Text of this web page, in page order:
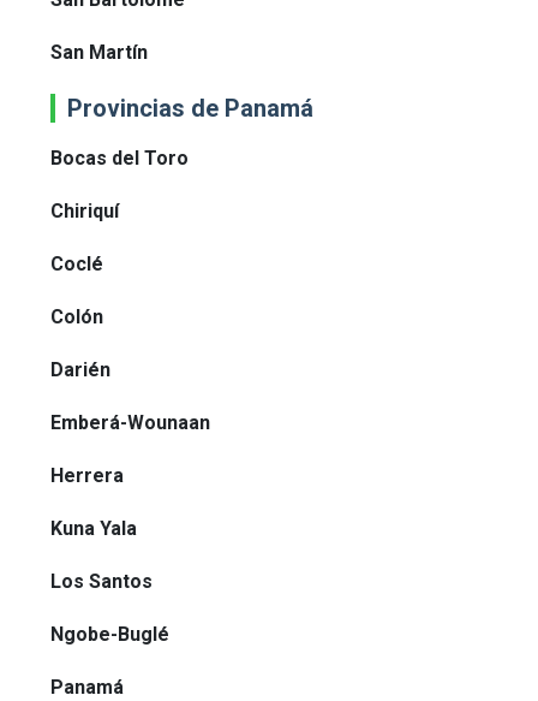
San Martín
Provincias de Panamá
Bocas del Toro
Chiriquí
Coclé
Colón
Darién
Emberá-Wounaan
Herrera
Kuna Yala
Los Santos
Ngobe-Buglé
Panamá